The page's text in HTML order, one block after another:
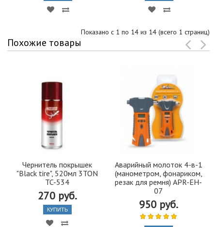
Показано с 1 по 14 из 14 (всего 1 страниц)
Похожие товары
Чернитель покрышек
"Black tire", 520мл 3TON
TC-534
270 руб.
КУПИТЬ
Аварийный молоток 4-в-1
(манометром, фонариком,
резак для ремня) APR-EH-
07
950 руб.